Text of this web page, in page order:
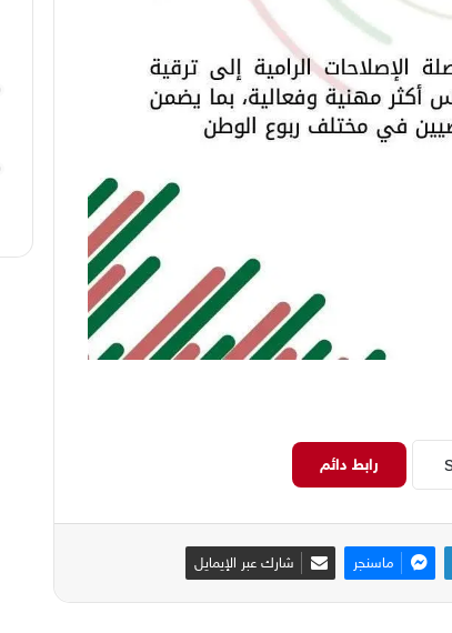
رابط دائم
ماسنجر شارك عبر الإيمايل